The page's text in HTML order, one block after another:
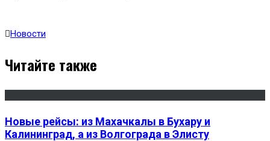
Новости
Читайте также
Новые рейсы: из Махачкалы в Бухару и
Калининград, а из Волгограда в Элисту